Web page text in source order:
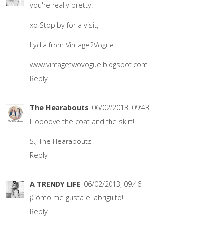
you're really pretty!
xo Stop by for a visit,
Lydia from Vintage2Vogue
www.vintagetwovogue.blogspot.com
Reply
The Hearabouts 06/02/2013, 09:43
I loooove the coat and the skirt!
S.,The Hearabouts
Reply
A TRENDY LIFE 06/02/2013, 09:46
¡Cómo me gusta el abriguito!
Reply